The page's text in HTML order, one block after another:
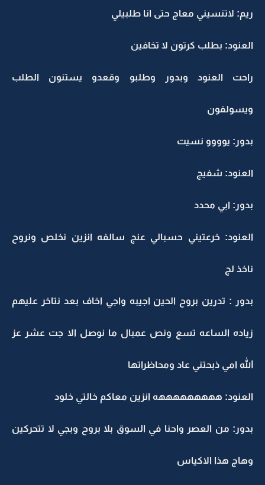
ريم: لاتنسيني معاج حتى انا طلبيلي
العنود: بطلب كرتون لا تخافين
راحت العنود وبدور وطلبو وقعدو يستنون الطلب
ويسولفون
بدور: يوووو نسيت
العنود: شفيج
بدور: ابي محدد
العنود: خرعتيني حسبالي عنج سالفه انزين نخلص ونروح
ناخذ لج
بدور : تدرين بروح الحين اجيبه واجي اخاف بعد نتاخر عليهم
زياده الساعه تسع ونص عمبال ما نوصل الا جت عشر عز
الله امي ذبحتني عاد ومحاظراتها
العنود: هههههههههه انزين معاكم خالتي خلود
بدور: من العصر واحنا في السوق بلا بروح وبجي لا تتحركين
وهاج هذا الاكياس